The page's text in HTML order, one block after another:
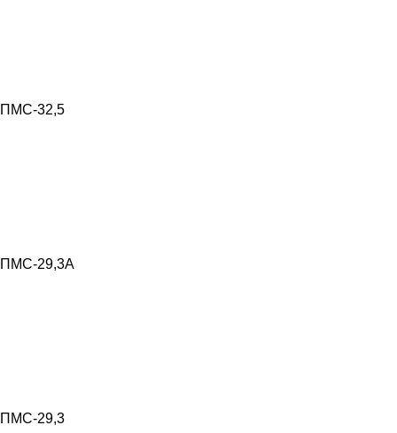
ПМС-32,5
ПМС-29,3А
ПМС-29,3